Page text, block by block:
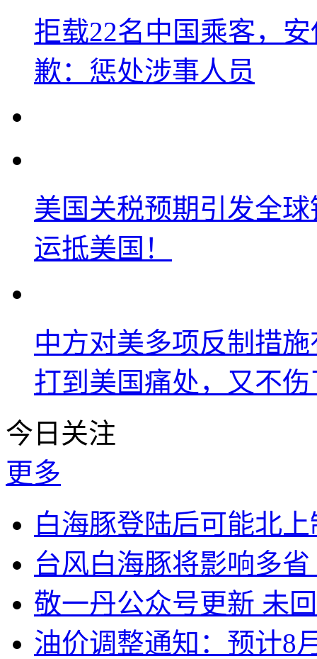
拒载22名中国乘客，
歉：惩处涉事人员
美国关税预期引发全
运抵美国！
中方对美多项反制措
打到美国痛处，又不
今日关注
更多
白海豚登陆后可能北
台风白海豚将影响多
敬一丹公众号更新 未
油价调整通知：预计8